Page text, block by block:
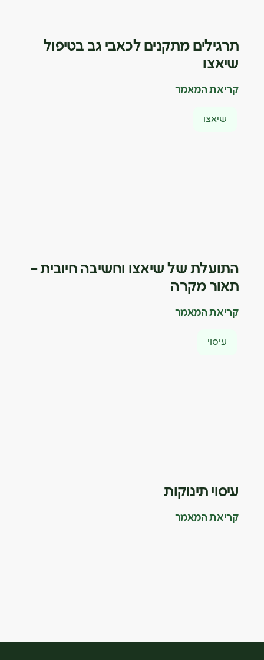
תרגילים מתקנים לכאבי גב בטיפול
שיאצו
קריאת המאמר
שיאצו
התועלת של שיאצו וחשיבה חיובית –
תאור מקרה
קריאת המאמר
עיסוי
עיסוי תינוקות
קריאת המאמר